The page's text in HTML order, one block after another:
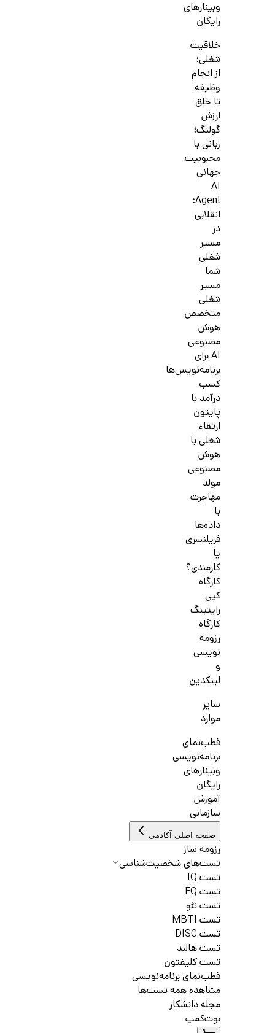
وبینارهای
رایگان
خلاقیت
شغلی؛
از انجام
وظیفه
تا خلق
ارزش
گولنگ؛
زبانی با
محبوبیت
جهانی
AI
Agent؛
انقلابی
در
مسیر
شغلی
شما
مسیر
شغلی
متخصص
هوش
مصنوعی
AI برای
برنامه‌نویس‌ها
کسب
درآمد با
پایتون
ارتقاء
شغلی با
هوش
مصنوعی
مولد
مهاجرت
با
داده‌ها
فریلنسری
یا
کارمندی؟
کارگاه
کپی
رایتینگ
کارگاه
رزومه
نویسی
و
لینکدین
سایر
موارد
قطب‌نمای
برنامه‌نویسی
وبینارهای
رایگان
آموزش
سازمانی
صفحه اصلی آکادمی
رزومه ساز
تست‌های شخصیت‌شناسی
تست IQ
تست EQ
تست نئو
تست MBTI
تست DISC
تست هالند
تست کلیفتون
قطب‌نمای برنامه‌نویسی
مشاهده همه تست‌ها
مجله دانشکار
بوت‌کمپ